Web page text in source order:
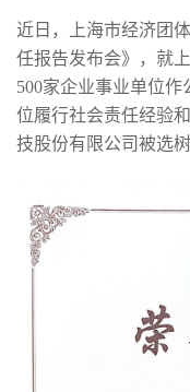
近日，上海市经济团
任报告发布会》，就
500家企业事业单位
位履行社会责任经验
技股份有限公司被选